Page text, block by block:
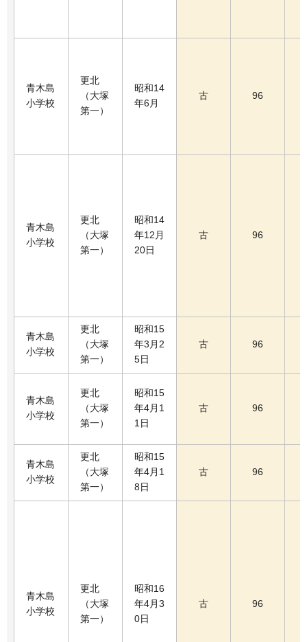
青木島
小学校
更北
（大塚
第一）
昭和14
年6月
古 96
青木島
小学校
更北
（大塚
第一）
昭和14
年12月
20日
古 96
青木島
小学校
更北
（大塚
第一）
昭和15
年3月2
5日
古 96
青木島
小学校
更北
（大塚
第一）
昭和15
年4月1
1日
古 96
青木島
小学校
更北
（大塚
第一）
昭和15
年4月1
8日
古 96
青木島
小学校
更北
（大塚
第一）
昭和16
年4月3
0日
古 96